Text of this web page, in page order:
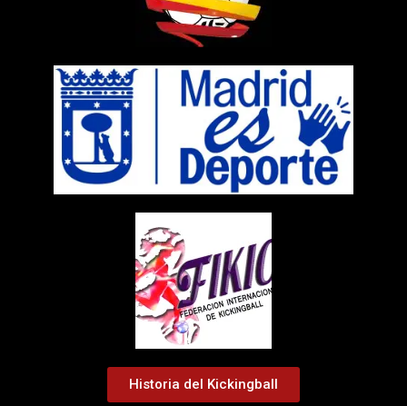
Historia del Kickingball